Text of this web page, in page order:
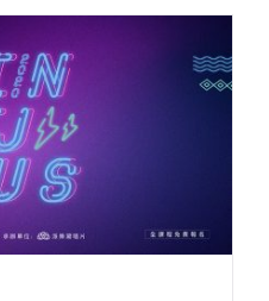
位歌閱讀全文 "受邀
禁藥王與栗子連三天